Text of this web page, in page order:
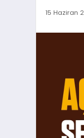
15 Haziran